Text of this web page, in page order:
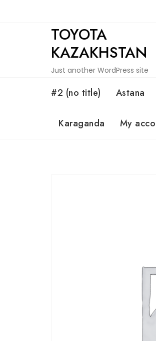
TOYOTA
KAZAKHSTAN
Just another WordPress site
#2 (no title) Astana
Karaganda My